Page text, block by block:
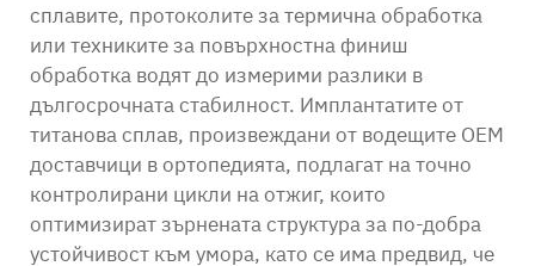
сплавите, протоколите за термична обработка
или техниките за повърхностна финиш
обработка водят до измерими разлики в
дългосрочната стабилност. Имплантатите от
титанова сплав, произвеждани от водещите OEM
доставчици в ортопедията, подлагат на точно
контролирани цикли на отжиг, които
оптимизират зърнената структура за по-добра
устойчивост към умора, като се има предвид, че